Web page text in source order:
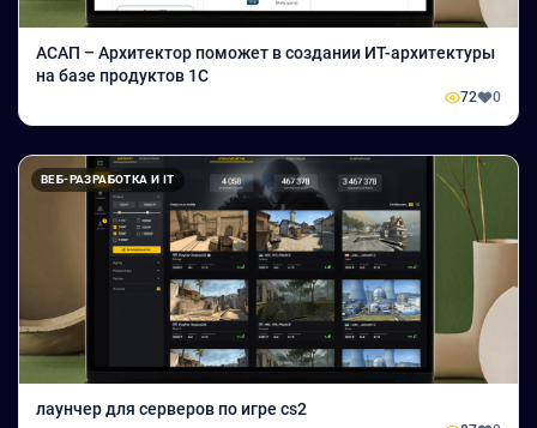
АСАП – Архитектор поможет в создании ИТ-архитектуры
на базе продуктов 1С
72 0
ВЕБ-РАЗРАБОТКА И IT
лаунчер для серверов по игре cs2